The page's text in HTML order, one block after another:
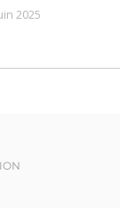
2025